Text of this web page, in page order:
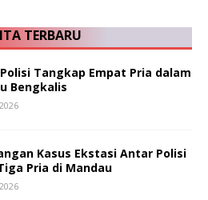
TERBARU
Tangkap Empat Pria dalam
Bengkalis
Kasus Ekstasi Antar Polisi
Pria di Mandau